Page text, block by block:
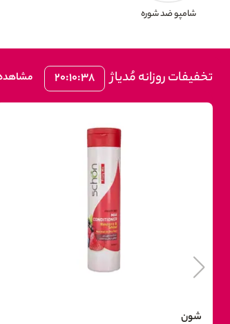
شامپو ضد شوره
تخفیفات روزانه مُدیاژ ۲۰:۱۰:۳۷
شون